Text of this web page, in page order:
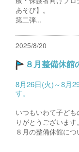
あそび】。
第二弾...
2025/8/20
８月整備休館
8月26日(火)～8月
す。
いつもいわて子ど
りがとうございます。
８月の整備休館に